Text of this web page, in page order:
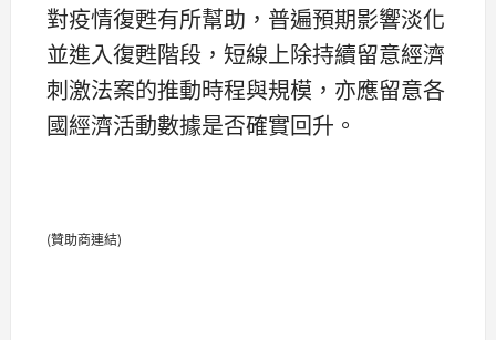
對疫情復甦有所幫助，普遍預期影響淡化
並進入復甦階段，短線上除持續留意經濟
刺激法案的推動時程與規模，亦應留意各
國經濟活動數據是否確實回升。
(贊助商連結)